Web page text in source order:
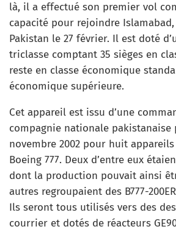
là, il a effectué son premier vol
capacité pour rejoindre
Pakistan le 27 février. Il est doté
triclasse comptant 35 sièges en
reste en classe économique
économique supérieure.
Cet appareil est issu d’une
compagnie nationale pakistanaise
novembre 2002 pour huit
Boeing 777. Deux d’entre eux
dont la production pouvait ainsi
autres regroupaient des B777-
Ils seront tous utilisés vers des
courrier et dotés de réacteurs